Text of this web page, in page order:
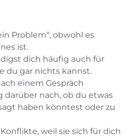
Problem“, obwohl es
ist.
dich häufig auch für
du gar nichts kannst.
einem Gespräch
darüber nach, ob du etwas
haben könntest oder zu
weil sie sich für dich